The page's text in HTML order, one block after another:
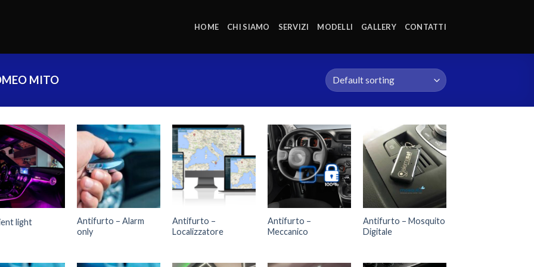
HOME CHI SIAMO SERVIZI MODELLI GALLERY CONTATTI
MITO
light
Antifurto – Alarm
only
Antifurto –
Localizzatore
Antifurto –
Meccanico
Antifurto – Mosquito
Digitale